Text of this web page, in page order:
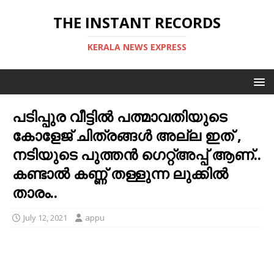
THE INSTANT RECORDS
KERALA NEWS EXPRESS
പടിപ്പുര വീട്ടില്‍ പത്മാവതിയുടെ
കോളേജ് ചിത്രങ്ങള്‍ അല്ല ഇത് ,
നടിയുടെ പുത്തന്‍ ഗെറ്റ്അപ്പ് ആണ്..
കണ്ടാല്‍ കണ്ണ് തള്ളുന്ന ലുക്കില്‍
താരം..
July 12, 2021 appu